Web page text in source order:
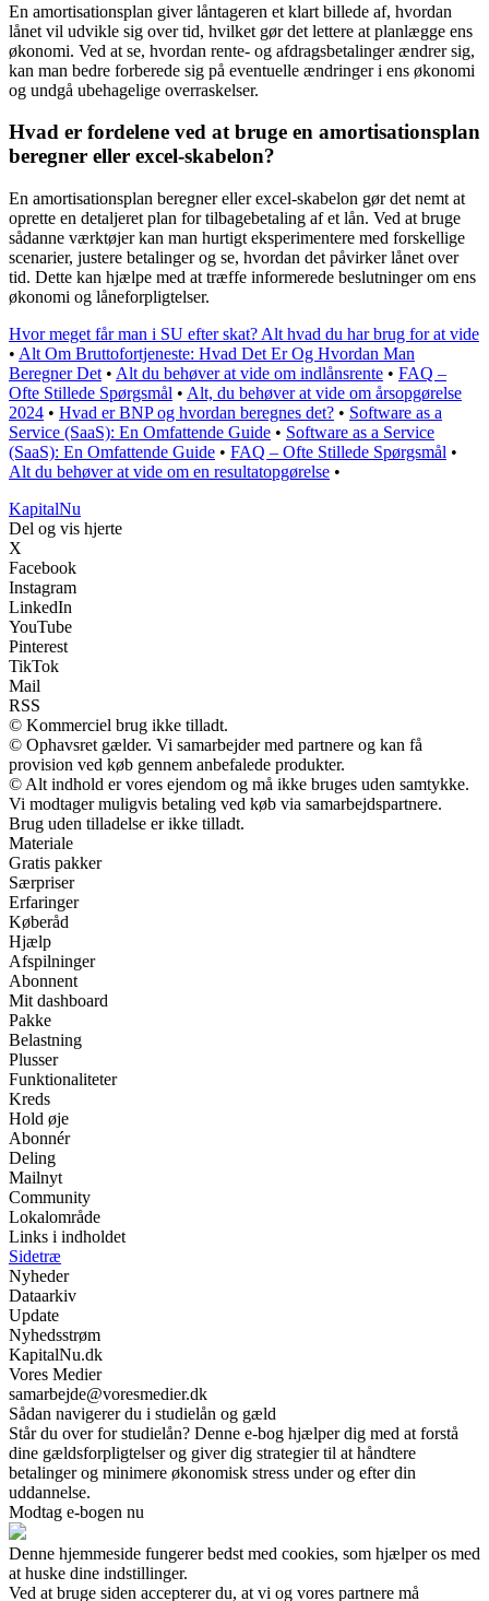
En amortisationsplan giver låntageren et klart billede af, hvordan
lånet vil udvikle sig over tid, hvilket gør det lettere at planlægge ens
økonomi. Ved at se, hvordan rente- og afdragsbetalinger ændrer sig,
kan man bedre forberede sig på eventuelle ændringer i ens økonomi
og undgå ubehagelige overraskelser.
Hvad er fordelene ved at bruge en amortisationsplan
beregner eller excel-skabelon?
En amortisationsplan beregner eller excel-skabelon gør det nemt at
oprette en detaljeret plan for tilbagebetaling af et lån. Ved at bruge
sådanne værktøjer kan man hurtigt eksperimentere med forskellige
scenarier, justere betalinger og se, hvordan det påvirker lånet over
tid. Dette kan hjælpe med at træffe informerede beslutninger om ens
økonomi og låneforpligtelser.
Hvor meget får man i SU efter skat? Alt hvad du har brug for at vide
• Alt Om Bruttofortjeneste: Hvad Det Er Og Hvordan Man
Beregner Det • Alt du behøver at vide om indlånsrente • FAQ –
Ofte Stillede Spørgsmål • Alt, du behøver at vide om årsopgørelse
2024 • Hvad er BNP og hvordan beregnes det? • Software as a
Service (SaaS): En Omfattende Guide • Software as a Service
(SaaS): En Omfattende Guide • FAQ – Ofte Stillede Spørgsmål •
Alt du behøver at vide om en resultatopgørelse •
KapitalNu
Del og vis hjerte
X
Facebook
Instagram
LinkedIn
YouTube
Pinterest
TikTok
Mail
RSS
© Kommerciel brug ikke tilladt.
© Ophavsret gælder. Vi samarbejder med partnere og kan få
provision ved køb gennem anbefalede produkter.
© Alt indhold er vores ejendom og må ikke bruges uden samtykke.
Vi modtager muligvis betaling ved køb via samarbejdspartnere.
Brug uden tilladelse er ikke tilladt.
Materiale
Gratis pakker
Særpriser
Erfaringer
Køberåd
Hjælp
Afspilninger
Abonnent
Mit dashboard
Pakke
Belastning
Plusser
Funktionaliteter
Kreds
Hold øje
Abonnér
Deling
Mailnyt
Community
Lokalområde
Links i indholdet
Sidetræ
Nyheder
Dataarkiv
Update
Nyhedsstrøm
KapitalNu.dk
Vores Medier
samarbejde@voresmedier.dk
Sådan navigerer du i studielån og gæld
Står du over for studielån? Denne e-bog hjælper dig med at forstå
dine gældsforpligtelser og giver dig strategier til at håndtere
betalinger og minimere økonomisk stress under og efter din
uddannelse.
Modtag e-bogen nu
Denne hjemmeside fungerer bedst med cookies, som hjælper os med
at huske dine indstillinger.
Ved at bruge siden accepterer du, at vi og vores partnere må